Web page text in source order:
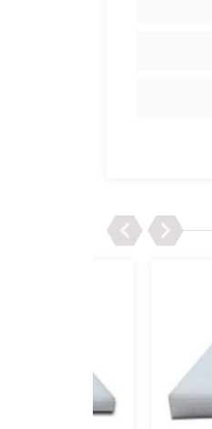
Previous
Next